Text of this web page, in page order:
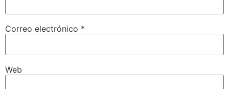
Correo electrónico *
Web